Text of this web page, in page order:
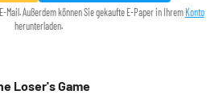
Mail. Außerdem können Sie gekaufte E-Paper in Ihrem Konto
herunterladen.
Loser's Game